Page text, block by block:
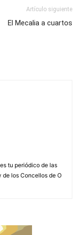
Artículo siguiente
El Mecalia a cuartos
tu periódico de las
de los Concellos de O